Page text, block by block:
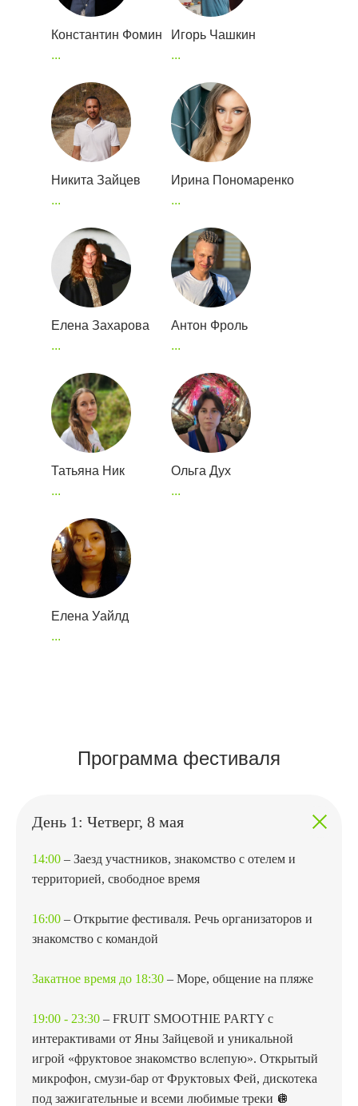
Константин Фомин
...
Игорь Чашкин
...
Никита Зайцев
...
Ирина Пономаренко
...
Елена Захарова
...
Татьяна Ник
...
Елена Уайлд
...
Ольга Дух
...
Антон Фроль
...
Программа фестиваля
День 1: Четверг, 8 мая
14:00 – Заезд участников, знакомство с отелем и
территорией, свободное время
16:00 – Открытие фестиваля. Речь организаторов и
знакомство с командой
Закатное время до 18:30 – Море, общение на пляже
19:00 - 23:30 – FRUIT SMOOTHIE PARTY с
интерактивами от Яны Зайцевой и уникальной
игрой «фруктовое знакомство вслепую». Открытый
микрофон, смузи-бар от Фруктовых Фей, дискотека
под зажигательные и всеми любимые треки 🪩